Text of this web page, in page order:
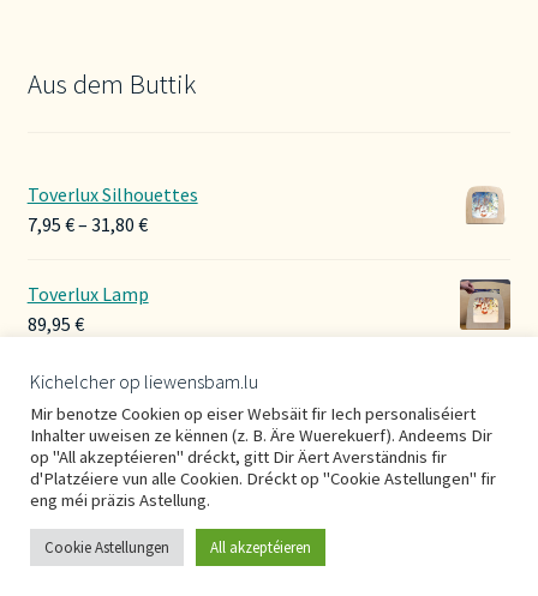
Aus dem Buttik
Toverlux Silhouettes
7,95 €– 31,80 €Preisspanne:
Toverlux Lamp
89,95 €
Hoerbänner Wollwalk
29,00€
Kichelcher op liewensbam.lu
Mir benotze Cookien op eiser Websäit fir Iech personaliséiert
Inhalter uweisen ze kënnen (z. B. Äre Wuerekuerf). Andeems Dir
op "All akzeptéieren" dréckt, gitt Dir Äert Averständnis fir
d'Platzéiere vun alle Cookien. Dréckt op "Cookie Astellungen" fir
eng méi präzis Astellung.
Cookie Astellungen All akzeptéieren